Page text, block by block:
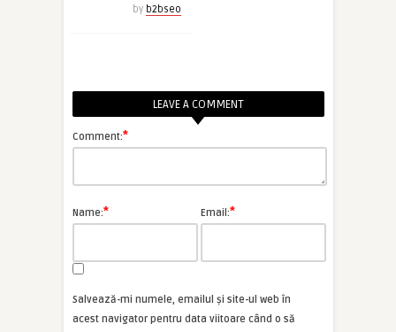
by b2bseo
LEAVE A COMMENT
Comment:*
Name:* Email:*
Salvează-mi numele, emailul și site-ul web în
acest navigator pentru data viitoare când o să